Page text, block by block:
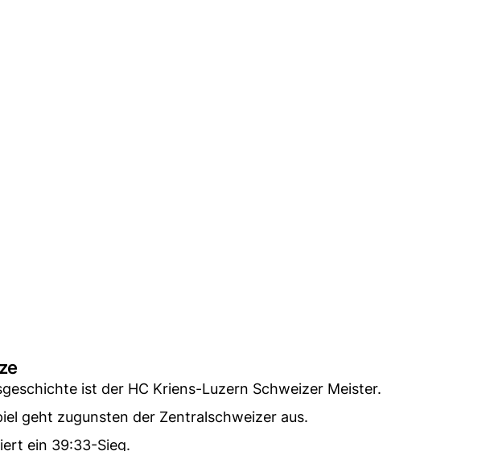
ist der HC Kriens-Luzern Schweizer Meister.
geht zugunsten der Zentralschweizer aus.
ein 39:33-Sieg.